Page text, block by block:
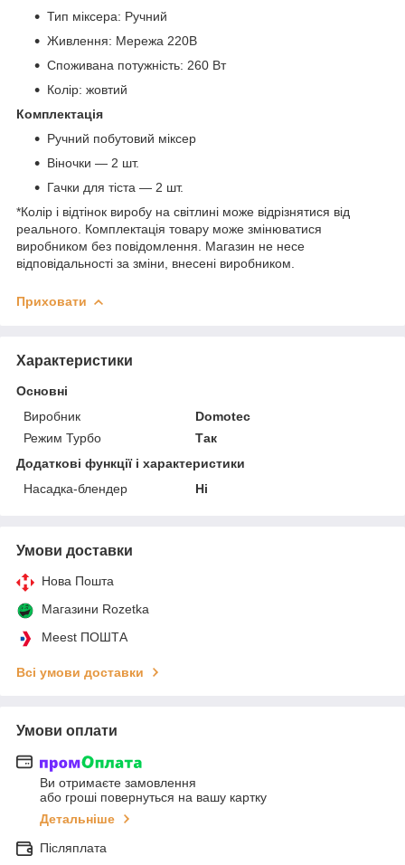
Тип міксера: Ручний
Живлення: Мережа 220В
Споживана потужність: 260 Вт
Колір: жовтий
Комплектація
Ручний побутовий міксер
Віночки — 2 шт.
Гачки для тіста — 2 шт.
*Колір і відтінок виробу на світлині може відрізнятися від
реального. Комплектація товару може змінюватися
виробником без повідомлення. Магазин не несе
відповідальності за зміни, внесені виробником.
Приховати
Характеристики
Основні
Виробник
Domotec
Режим Турбо
Так
Додаткові функції і характеристики
Насадка-блендер
Ні
Умови доставки
Нова Пошта
Магазини Rozetka
Meest ПОШТА
Всі умови доставки
Умови оплати
Ви отримаєте замовлення
або гроші повернуться на вашу картку
Детальніше
Післяплата